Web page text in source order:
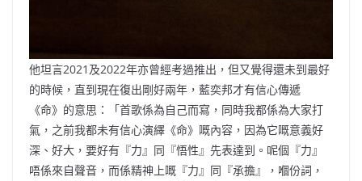
他坦言2021及2022年亦曾經考過推出，但又覺得還未到最好
的時候，直到現在復出剛好兩年，藍奕邦才有信心傳遞
《命》的意思：「首歌係為自己而寫，同時我都係為大家打
氣，之前我都未有信心演繹《命》嘅內容，因為它嘅意義好
深、好大，要好有『力』同『悟性』先表達到。呢個『力』
唔係來自聲音，而係精神上嘅『力』同『承擔』，嗰份詞，